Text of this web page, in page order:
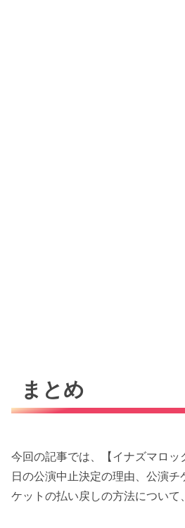
まとめ
今回の記事では、【イナズマロ
日の公演中止決定の理由、公演
ケットの払い戻しの方法について